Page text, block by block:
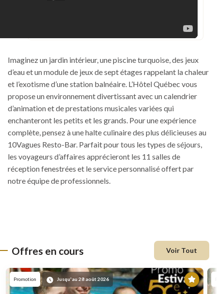
Imaginez un jardin intérieur, une piscine turquoise, des jeux
d’eau et un module de jeux de sept étages rappelant la chaleur
et l’exotisme d’une station balnéaire. L’Hôtel Québec vous
propose un environnement divertissant avec un calendrier
d’animation et de prestations musicales variées qui
enchanteront les petits et les grands. Pour une expérience
complète, pensez à une halte culinaire des plus délicieuses au
10Vagues Resto-Bar. Parfait pour tous les types de séjours,
les voyageurs d’affaires apprécieront les 11 salles de
réception fenestrées et le service personnalisé offert par
notre équipe de professionnels.
Offres en cours Voir Tout
Promotion Jusqu'au 28 août 2026
En